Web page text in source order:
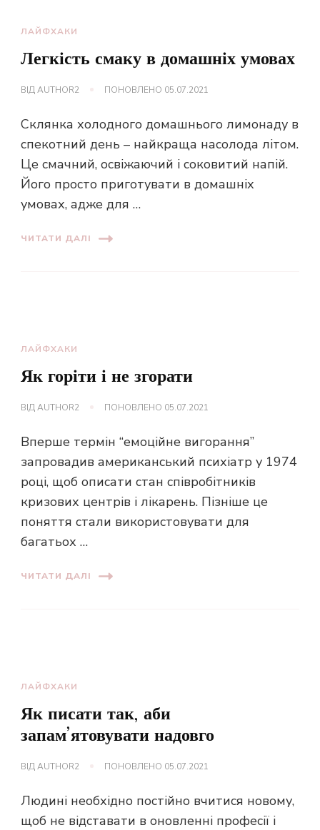
ЛАЙФХАКИ
Легкість смаку в домашніх умовах
ВІДAUTHOR2 ПОНОВЛЕНО 05.07.2021
Склянка холодного домашнього лимонаду в
спекотний день – найкраща насолода літом.
Це смачний, освіжаючий і соковитий напій.
Його просто приготувати в домашніх
умовах, адже для …
ЧИТАТИ ДАЛІ
ЛАЙФХАКИ
Як горіти і не згорати
ВІДAUTHOR2 ПОНОВЛЕНО 05.07.2021
Вперше термін “емоційне вигорання”
запровадив американський психіатр у 1974
році, щоб описати стан співробітників
кризових центрів і лікарень. Пізніше це
поняття стали використовувати для
багатьох …
ЧИТАТИ ДАЛІ
ЛАЙФХАКИ
Як писати так, аби
запам’ятовувати надовго
ВІДAUTHOR2 ПОНОВЛЕНО 05.07.2021
Людині необхідно постійно вчитися новому,
щоб не відставати в оновленні професії і